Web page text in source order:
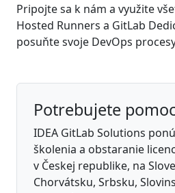
Pripojte sa k nám a využite
Hosted Runners a GitLab
posuňte svoje DevOps
Potrebujete
IDEA GitLab Solutions
školenia a obstaranie
v Českej republike, na
Chorvátsku, Srbsku,